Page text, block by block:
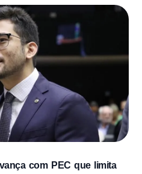
com PEC que limita